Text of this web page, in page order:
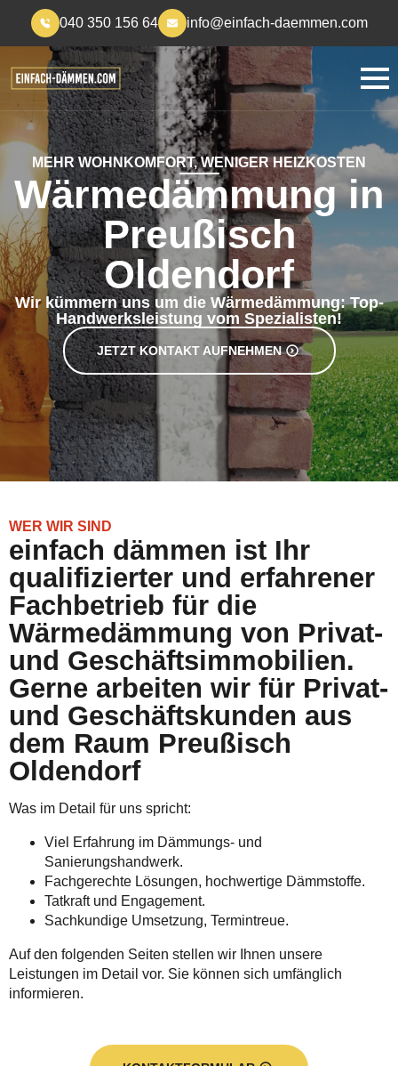
040 350 156 64 info@einfach-daemmen.com
MEHR WOHNKOMFORT, WENIGER HEIZKOSTEN
Wärmedämmung in
Preußisch
Oldendorf
Wir kümmern uns um die Wärmedämmung: Top-
Handwerksleistung vom Spezialisten!
JETZT KONTAKT AUFNEHMEN
WER WIR SIND
einfach dämmen ist Ihr
qualifizierter und erfahrener
Fachbetrieb für die
Wärmedämmung von Privat-
und Geschäftsimmobilien.
Gerne arbeiten wir für Privat-
und Geschäftskunden aus
dem Raum Preußisch
Oldendorf
Was im Detail für uns spricht:
Viel Erfahrung im Dämmungs- und
Sanierungshandwerk.
Fachgerechte Lösungen, hochwertige Dämmstoffe.
Tatkraft und Engagement.
Sachkundige Umsetzung, Termintreue.
Auf den folgenden Seiten stellen wir Ihnen unsere
Leistungen im Detail vor. Sie können sich umfänglich
informieren.